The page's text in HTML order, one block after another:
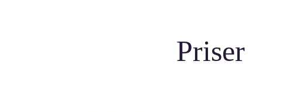
Priser